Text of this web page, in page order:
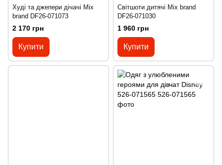
Худі та джепери дічачі Mix
brand DF26-071073
2 170 грн
Купити
Світшоти дитячі Mix brand
DF26-071030
1 960 грн
Купити